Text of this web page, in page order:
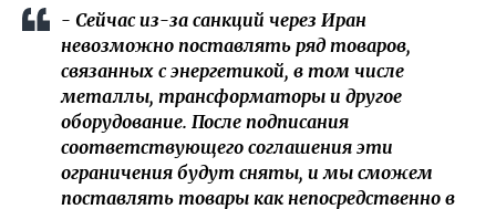
- Сейчас из-за санкций через Иран
невозможно поставлять ряд товаров,
связанных с энергетикой, в том числе
металлы, трансформаторы и другое
оборудование. После подписания
соответствующего соглашения эти
ограничения будут сняты, и мы сможем
поставлять товары как непосредственно в